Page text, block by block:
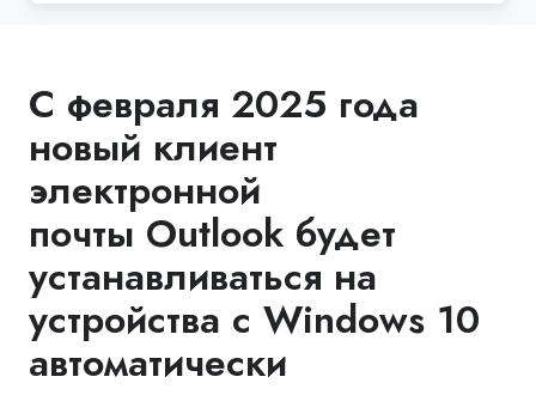
С февраля 2025 года
новый клиент
электронной
почты Outlook будет
устанавливаться на
устройства с Windows 10
автоматически